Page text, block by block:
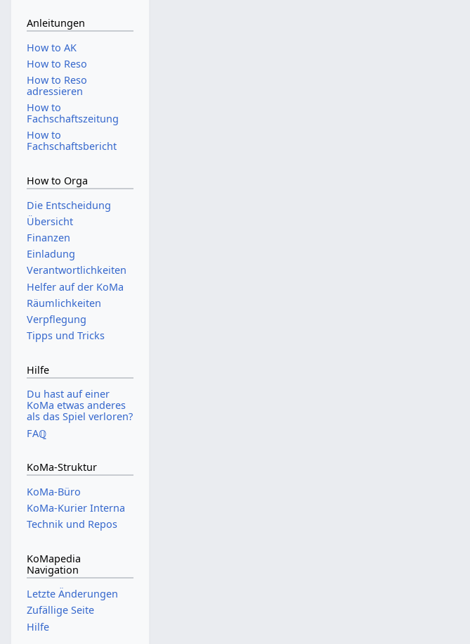
Anleitungen
How to AK
How to Reso
How to Reso
adressieren
How to
Fachschaftszeitung
How to
Fachschaftsbericht
How to Orga
Die Entscheidung
Übersicht
Finanzen
Einladung
Verantwortlichkeiten
Helfer auf der KoMa
Räumlichkeiten
Verpflegung
Tipps und Tricks
Hilfe
Du hast auf einer
KoMa etwas anderes
als das Spiel verloren?
FAℚ
KoMa-Struktur
KoMa-Büro
KoMa-Kurier Interna
Technik und Repos
KoMapedia
Navigation
Letzte Änderungen
Zufällige Seite
Hilfe